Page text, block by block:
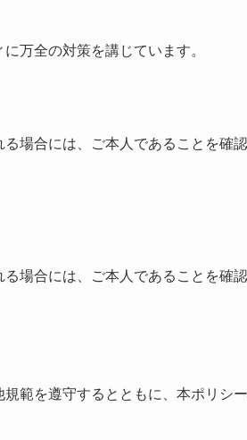
万全の対策を講じています。
場合には、ご本人であることを確
場合には、ご本人であることを確
範を遵守するとともに、本ポリシ